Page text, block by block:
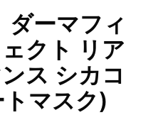
ダーマフィ
クト リア
ス シカコ
マスク)